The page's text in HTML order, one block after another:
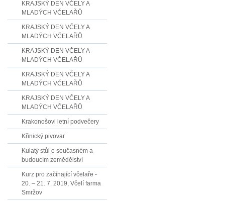
KRAJSKÝ DEN VČELY A
MLADÝCH VČELAŘŮ
KRAJSKÝ DEN VČELY A
MLADÝCH VČELAŘŮ
KRAJSKÝ DEN VČELY A
MLADÝCH VČELAŘŮ
KRAJSKÝ DEN VČELY A
MLADÝCH VČELAŘŮ
KRAJSKÝ DEN VČELY A
MLADÝCH VČELAŘŮ
Krakonošovi letní podvečery
Křinický pivovar
Kulatý stůl o současném a
budoucím zemědělství
Kurz pro začínající včelaře -
20. – 21. 7. 2019, Včelí farma
Smržov